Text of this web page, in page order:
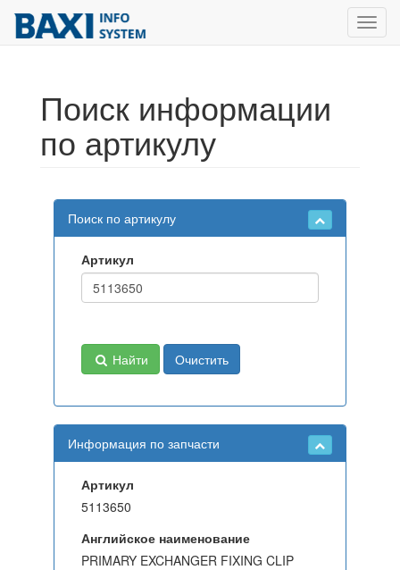
Поиск информации
по артикулу
Поиск по артикулу
Артикул
Найти Очистить
Информация по запчасти
Артикул
5113650
Английское наименование
PRIMARY EXCHANGER FIXING CLIP